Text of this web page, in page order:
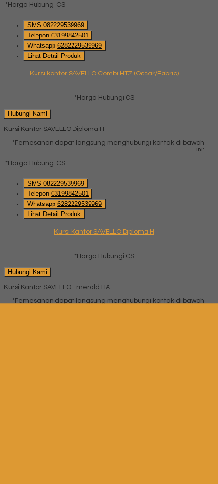
*Harga Hubungi CS
SMS 082229539969
Telepon 03199842501
Whatsapp 6282229539969
Lihat Detail Produk
Kursi kantor SAVELLO Combi HTZ (Oscar/Fabric)
*Harga Hubungi CS
Hubungi Kami
Kursi Kantor SAVELLO Diploma H
*Pemesanan dapat langsung menghubungi kontak di bawah
ini:
*Harga Hubungi CS
SMS 082229539969
Telepon 03199842501
Whatsapp 6282229539969
Lihat Detail Produk
Kursi Kantor SAVELLO Diploma H
*Harga Hubungi CS
Hubungi Kami
Kursi Kantor SAVELLO Emerald HA
*Pemesanan dapat langsung menghubungi kontak di bawah